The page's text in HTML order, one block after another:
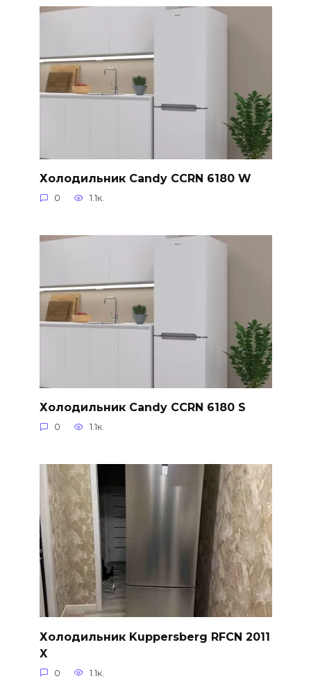
Холодильник Candy CCRN 6180 W
0 1.1к.
Холодильник Candy CCRN 6180 S
0 1.1к.
Холодильник Kuppersberg RFCN 2011
X
0 1.1к.